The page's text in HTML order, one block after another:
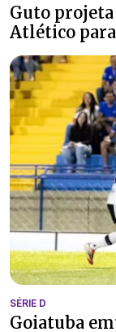
Guto
Atlético
SÉRIE D
Goiatuba